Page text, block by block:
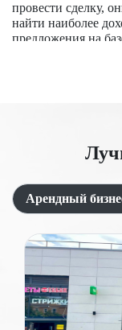
провести сделку,
найти наиболее
предложения на
сделок, помогли
Сдача
одним из
пользуется
возможность
центре Москвы
однако услуги